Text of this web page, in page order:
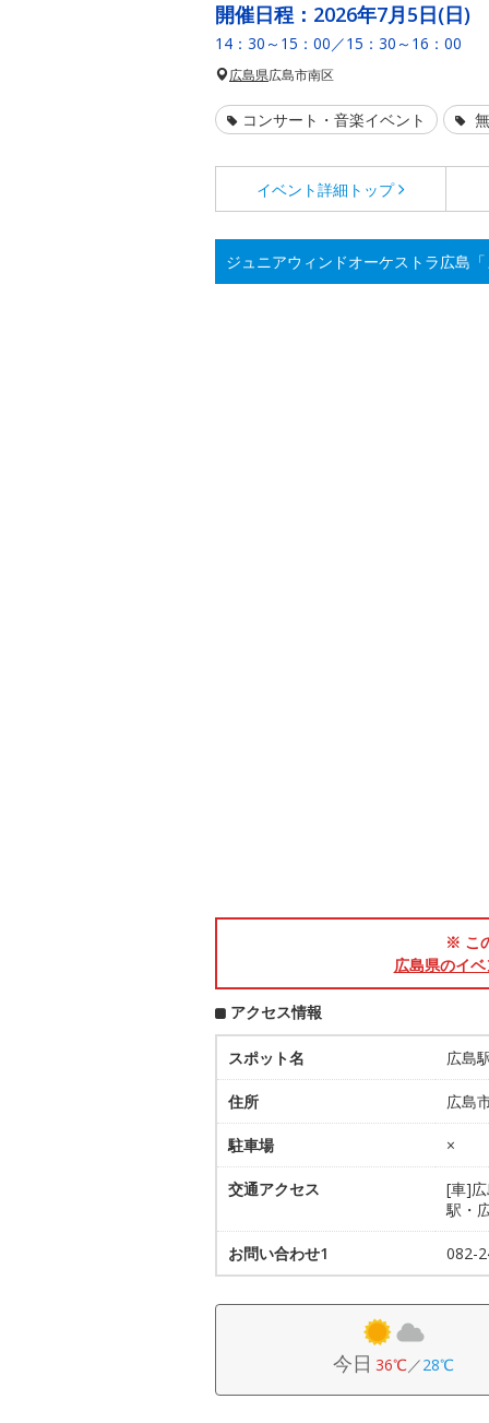
開催日程： 2026年7月5日(日)
14：30～15：00／15：30～16：00
広島県広島市南区
コンサート・音楽イベント
イベント詳細 トップ
ジュニアウィンドオーケストラ広島
※ こ
広島県のイ
アクセス情報
スポット名 広島
住所 広島
駐車場 ×
交通アクセス
[車]
駅・
お問い合わせ1 082-
今日 36℃／28℃